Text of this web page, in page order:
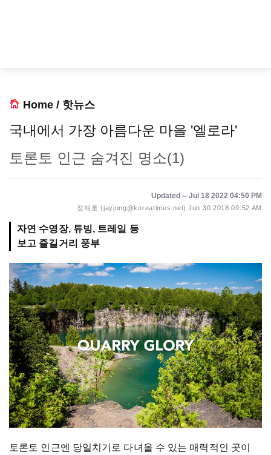
Home / 핫뉴스
국내에서 가장 아름다운 마을 '엘로라'
토론토 인근 숨겨진 명소(1)
Updated -- Jul 18 2022 04:50 PM
정재호 (jayjung@koreatimes.net) Jun 30 2018 09:52 AM
자연 수영장, 튜빙, 트레일 등
보고 즐길거리 풍부
토론토 인근엔 당일치기로 다녀올 수 있는 매력적인 곳이